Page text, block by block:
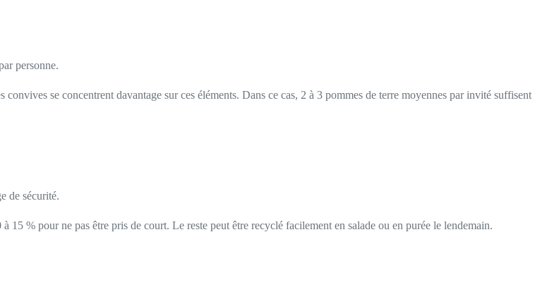
personne.
se concentrent davantage sur ces éléments. Dans ce cas, 2 à 3 pommes de terre moyennes par invité suffisent
de sécurité.
% pour ne pas être pris de court. Le reste peut être recyclé facilement en salade ou en purée le lendemain.